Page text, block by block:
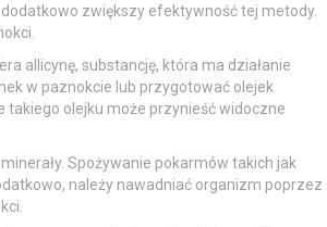
zwiększy efektywność tej metody.
allicynę, substancję, która ma działanie
w paznokcie lub przygotować olejek
olejku może przynieść widoczne
Spożywanie pokarmów takich jak
należy nawadniać organizm poprzez